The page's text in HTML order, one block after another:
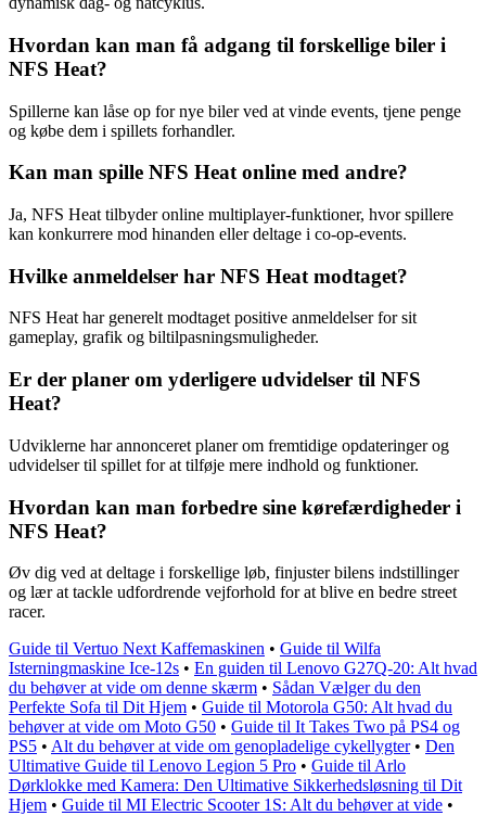
Hvordan kan man få adgang til forskellige biler i
NFS Heat?
Spillerne kan låse op for nye biler ved at vinde events, tjene penge
og købe dem i spillets forhandler.
Kan man spille NFS Heat online med andre?
Ja, NFS Heat tilbyder online multiplayer-funktioner, hvor spillere
kan konkurrere mod hinanden eller deltage i co-op-events.
Hvilke anmeldelser har NFS Heat modtaget?
NFS Heat har generelt modtaget positive anmeldelser for sit
gameplay, grafik og biltilpasningsmuligheder.
Er der planer om yderligere udvidelser til NFS
Heat?
Udviklerne har annonceret planer om fremtidige opdateringer og
udvidelser til spillet for at tilføje mere indhold og funktioner.
Hvordan kan man forbedre sine kørefærdigheder i
NFS Heat?
Øv dig ved at deltage i forskellige løb, finjuster bilens indstillinger
og lær at tackle udfordrende vejforhold for at blive en bedre street
racer.
Guide til Vertuo Next Kaffemaskinen • Guide til Wilfa
Isterningmaskine Ice-12s • En guiden til Lenovo G27Q-20: Alt hvad
du behøver at vide om denne skærm • Sådan Vælger du den
Perfekte Sofa til Dit Hjem • Guide til Motorola G50: Alt hvad du
behøver at vide om Moto G50 • Guide til It Takes Two på PS4 og
PS5 • Alt du behøver at vide om genopladelige cykellygter• Den
Ultimative Guide til Lenovo Legion 5 Pro • Guide til Arlo
Dørklokke med Kamera: Den Ultimative Sikkerhedsløsning til Dit
Hjem • Guide til MI Electric Scooter 1S: Alt du behøver at vide •